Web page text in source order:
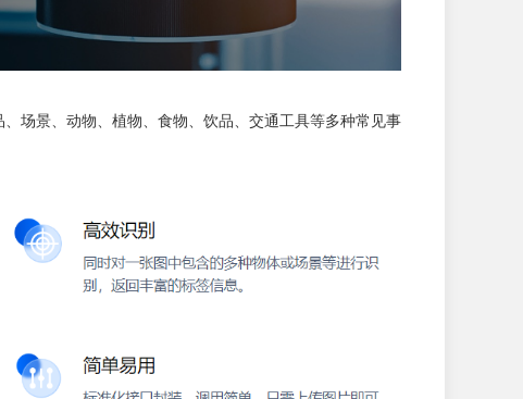
场景、动物、植物、食物、饮品、交通工具等多种常见事